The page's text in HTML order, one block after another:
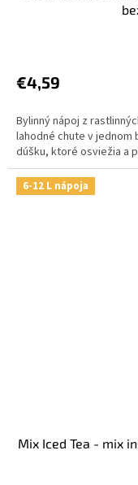
€4,59
Bylinný nápoj z
lahodné chute v jednom
dúšku, ktoré osviežia a
6-12 L nápoja
Mix Iced Tea - mix